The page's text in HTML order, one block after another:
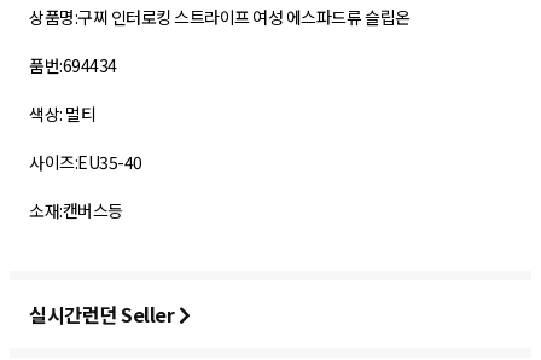
상품명:구찌 인터로킹 스트라이프 여성 에스파드류 슬립온
품번:694434
색상: 멀티
사이즈:EU35-40
소재:캔버스등
실시간런던 Seller